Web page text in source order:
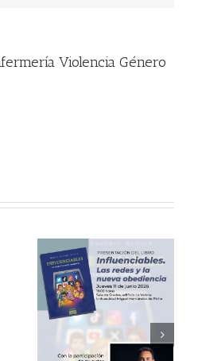
Violencia Género